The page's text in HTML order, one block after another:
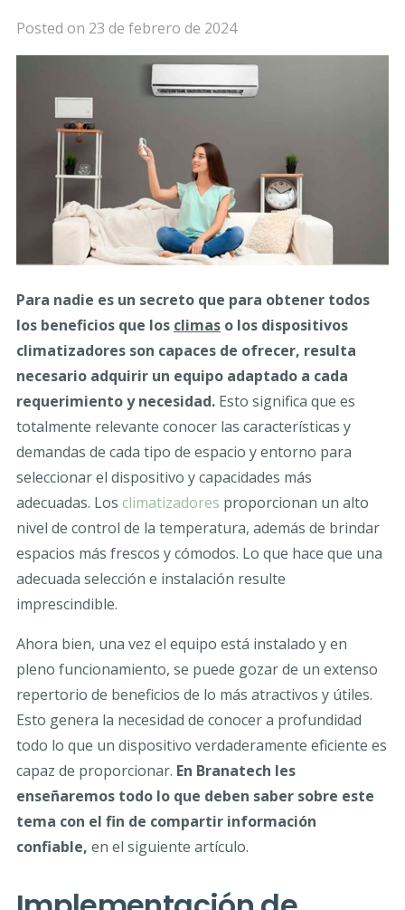
Posted on 23 de febrero de 2024
Para nadie es un secreto que para obtener todos
los beneficios que los climaso los dispositivos
climatizadores son capaces de ofrecer, resulta
necesario adquirir un equipo adaptado a cada
requerimiento y necesidad.Esto significa que es
totalmente relevante conocer las características y
demandas de cada tipo de espacio y entorno para
seleccionar el dispositivo y capacidades más
adecuadas. Los climatizadores proporcionan un alto
nivel de control de la temperatura, además de brindar
espacios más frescos y cómodos. Lo que hace que una
adecuada selección e instalación resulte
imprescindible.
Ahora bien, una vez el equipo está instalado y en
pleno funcionamiento, se puede gozar de un extenso
repertorio de beneficios de lo más atractivos y útiles.
Esto genera la necesidad de conocer a profundidad
todo lo que un dispositivo verdaderamente eficiente es
capaz de proporcionar. En Branatech les
enseñaremos todo lo que deben saber sobre este
tema con el fin de compartir información
confiable, en el siguiente artículo.